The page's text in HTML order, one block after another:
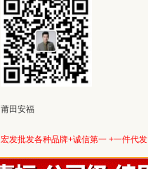
莆田安福
宏发批发各种品牌+诚信第一 +一件代发